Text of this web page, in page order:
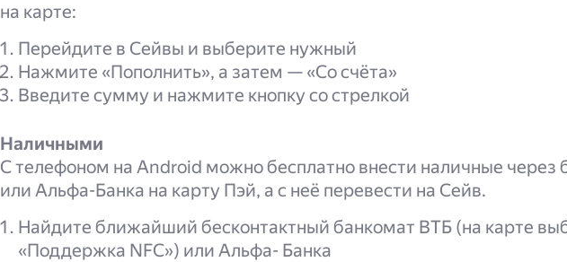
на карте:
Перейдите в Сейвы и выберите нужный
Нажмите «Пополнить», а затем — «Со счёта»
Введите сумму и нажмите кнопку со стрелкой
Наличными
С телефоном на Android можно бесплатно внести наличные через
или Альфа-Банка на карту Пэй, а с неё перевести на Сейв.
Найдите ближайший бесконтактный банкомат ВТБ (на карте
«Поддержка NFC») или Альфа- Банка